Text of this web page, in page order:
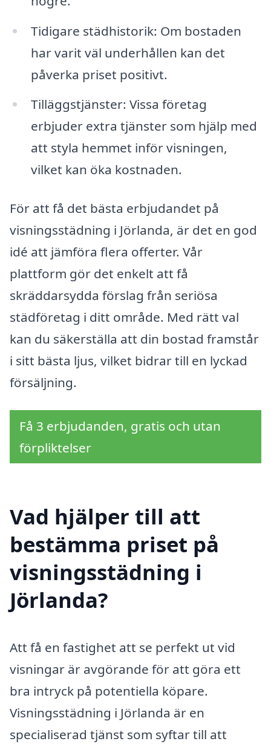
Tidigare städhistorik: Om bostaden
har varit väl underhållen kan det
påverka priset positivt.
Tilläggstjänster: Vissa företag
erbjuder extra tjänster som hjälp med
att styla hemmet inför visningen,
vilket kan öka kostnaden.
För att få det bästa erbjudandet på
visningsstädning i Jörlanda, är det en god
idé att jämföra flera offerter. Vår
plattform gör det enkelt att få
skräddarsydda förslag från seriösa
städföretag i ditt område. Med rätt val
kan du säkerställa att din bostad framstår
i sitt bästa ljus, vilket bidrar till en lyckad
försäljning.
Få 3 erbjudanden, gratis och utan
förpliktelser
Vad hjälper till att
bestämma priset på
visningsstädning i
Jörlanda?
Att få en fastighet att se perfekt ut vid
visningar är avgörande för att göra ett
bra intryck på potentiella köpare.
Visningsstädning i Jörlanda är en
specialiserad tjänst som syftar till att